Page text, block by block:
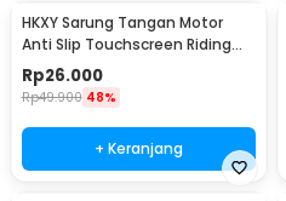
HKXY Sarung Tangan Motor
Anti Slip Touchscreen Riding
Glove 1 Pair L
Rp26.000
Rp49.900 48%
+ Keranjang